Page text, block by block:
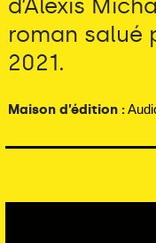
roman salué
2021.
Maison d’édition :